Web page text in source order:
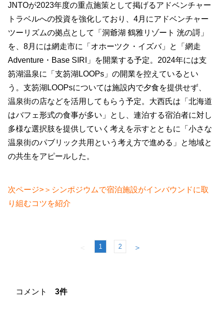
JNTOが2023年度の重点施策として掲げるアドベンチャー
トラベルへの投資を強化しており、4月にアドベンチャー
ツーリズムの拠点として「洞爺湖 鶴雅リゾート 洸の謌」
を、8月には網走市に「オホーツク・イズバ」と「網走
Adventure・Base SIRI」を開業する予定。2024年には支
笏湖温泉に「支笏湖LOOPs」の開業を控えているとい
う。支笏湖LOOPsについては施設内で夕食を提供せず、
温泉街の店などを活用してもらう予定。大西氏は「北海道
はバフェ形式の食事が多い」とし、連泊する宿泊者に対し
多様な選択肢を提供していく考えを示すとともに「小さな
温泉街のパブリック共用という考え方で進める」と地域と
の共生をアピールした。
次ページ>＞シンポジウムで宿泊施設がインバウンドに取
り組むコツを紹介
＜ 1 2 ＞
コメント 3件